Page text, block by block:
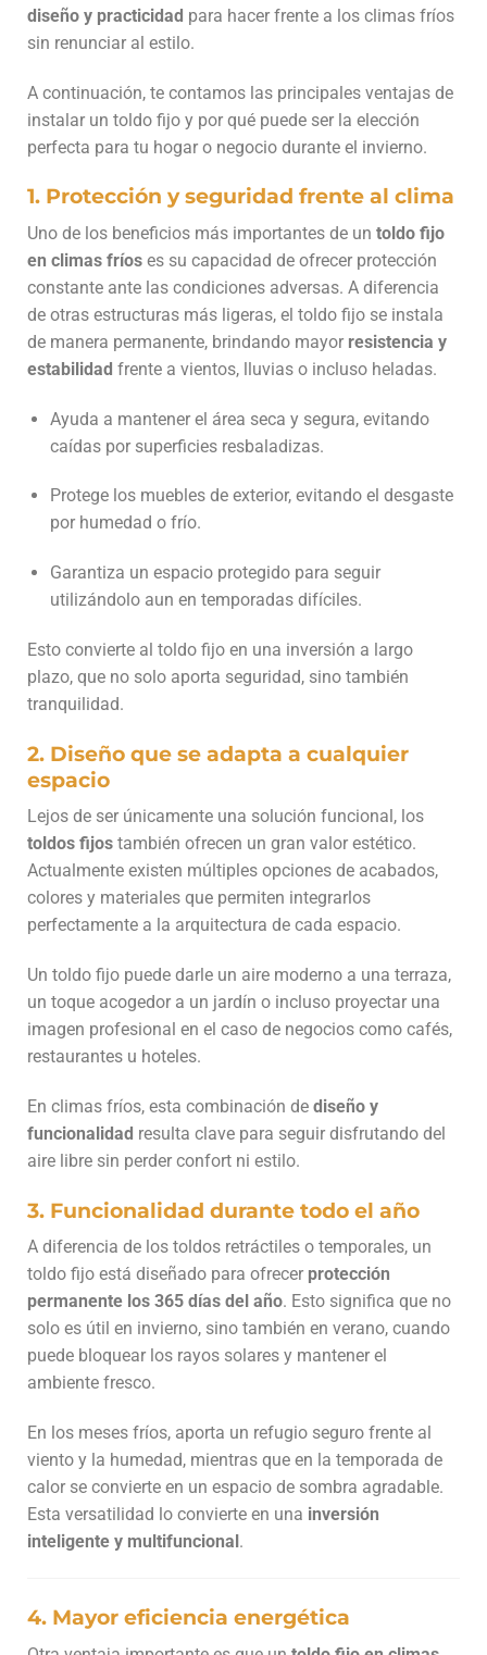
diseño y practicidad para hacer frente a los climas fríos
sin renunciar al estilo.
A continuación, te contamos las principales ventajas de
instalar un toldo fijo y por qué puede ser la elección
perfecta para tu hogar o negocio durante el invierno.
1. Protección y seguridad frente al clima
Uno de los beneficios más importantes de un toldo fijo
en climas fríos es su capacidad de ofrecer protección
constante ante las condiciones adversas. A diferencia
de otras estructuras más ligeras, el toldo fijo se instala
de manera permanente, brindando mayor resistencia y
estabilidad frente a vientos, lluvias o incluso heladas.
Ayuda a mantener el área seca y segura, evitando
caídas por superficies resbaladizas.
Protege los muebles de exterior, evitando el desgaste
por humedad o frío.
Garantiza un espacio protegido para seguir
utilizándolo aun en temporadas difíciles.
Esto convierte al toldo fijo en una inversión a largo
plazo, que no solo aporta seguridad, sino también
tranquilidad.
2. Diseño que se adapta a cualquier
espacio
Lejos de ser únicamente una solución funcional, los
toldos fijos también ofrecen un gran valor estético.
Actualmente existen múltiples opciones de acabados,
colores y materiales que permiten integrarlos
perfectamente a la arquitectura de cada espacio.
Un toldo fijo puede darle un aire moderno a una terraza,
un toque acogedor a un jardín o incluso proyectar una
imagen profesional en el caso de negocios como cafés,
restaurantes u hoteles.
En climas fríos, esta combinación de diseño y
funcionalidad resulta clave para seguir disfrutando del
aire libre sin perder confort ni estilo.
3. Funcionalidad durante todo el año
A diferencia de los toldos retráctiles o temporales, un
toldo fijo está diseñado para ofrecer protección
permanente los 365 días del año. Esto significa que no
solo es útil en invierno, sino también en verano, cuando
puede bloquear los rayos solares y mantener el
ambiente fresco.
En los meses fríos, aporta un refugio seguro frente al
viento y la humedad, mientras que en la temporada de
calor se convierte en un espacio de sombra agradable.
Esta versatilidad lo convierte en una inversión
inteligente y multifuncional .
4. Mayor eficiencia energética